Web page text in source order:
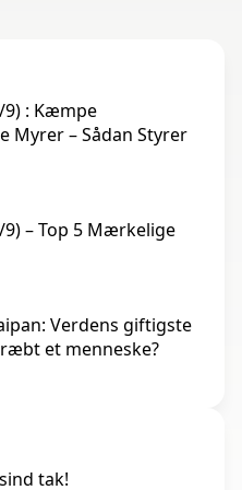
9) : Kæmpe
Myrer – Sådan Styrer
– Top 5 Mærkelige
Verdens giftigste
et menneske?
tak!